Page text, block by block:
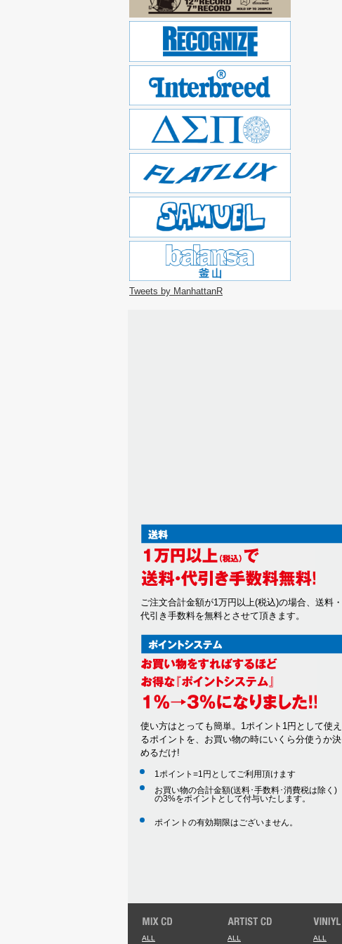
Tweets by ManhattanR
ご注文合計金額が1万円以上(税込)の場合、送料・
代引き手数料を無料とさせて頂きます。
使い方はとっても簡単。1ポイント1円として使え
るポイントを、お買い物の時にいくら分使うか決
めるだけ!
1ポイント=1円としてご利用頂けます
お買い物の合計金額(送料･手数料･消費税は除く)
の3%をポイントとして付与いたします。
ポイントの有効期限はございません。
ALL ALL ALL